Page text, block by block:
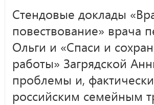
Стендовые доклады
повествование» врача
Ольги и «Спаси и
работы» Загрядской
проблемы и,
российским семейным